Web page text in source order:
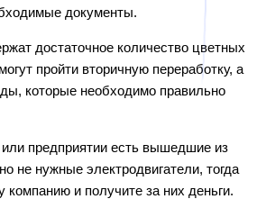
документы.
достаточное количество цветных
пройти вторичную переработку, а
которые необходимо правильно
предприятии есть вышедшие из
не нужные электродвигатели, тогда
и получите за них деньги.